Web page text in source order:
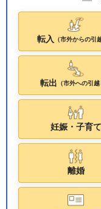
転入 （市外からの引
転出 （市外への引越
妊娠・子育て
離婚